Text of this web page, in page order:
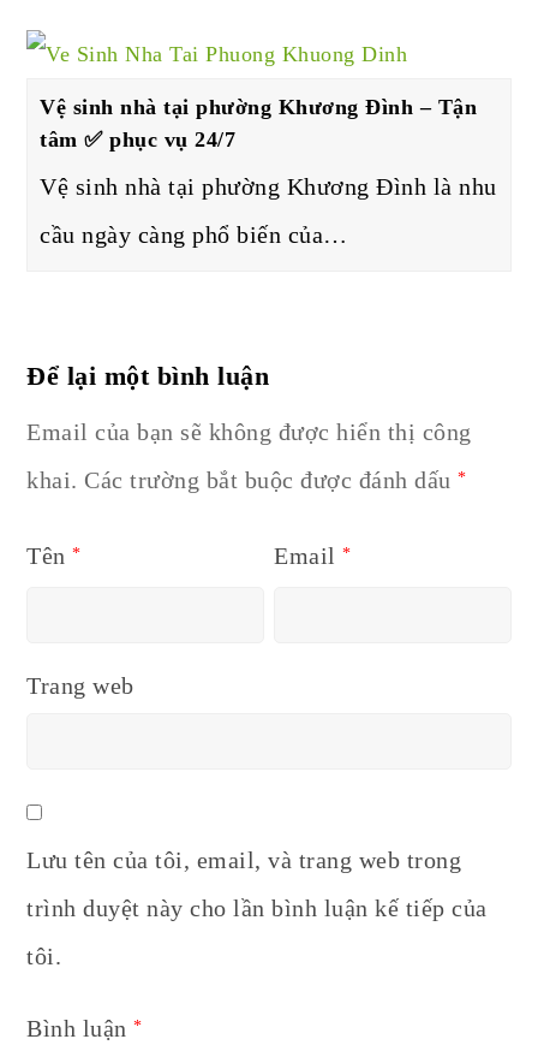
Vệ sinh nhà tại phường Khương Đình – Tận
tâm ✅ phục vụ 24/7
Vệ sinh nhà tại phường Khương Đình là nhu
cầu ngày càng phổ biến của…
Để lại một bình luận
Email của bạn sẽ không được hiển thị công
khai. Các trường bắt buộc được đánh dấu*
Tên* Email*
Trang web
Lưu tên của tôi, email, và trang web trong
trình duyệt này cho lần bình luận kế tiếp của
tôi.
Bình luận*